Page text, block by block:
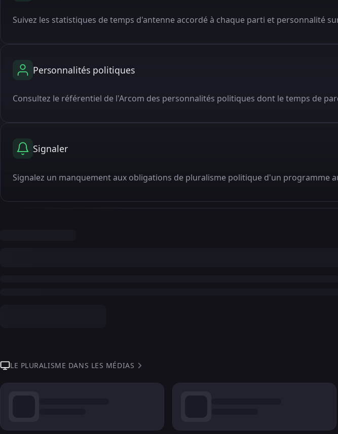
Suivez les statistiques de temps d'antenne accordé à chaque parti et personnalité
Personnalités politiques
Consultez le référentiel de l'Arcom des personnalités politiques dont le temps de
Signaler
Signalez un manquement aux obligations de pluralisme politique d'un programme
LE PLURALISME DANS LES MÉDIAS